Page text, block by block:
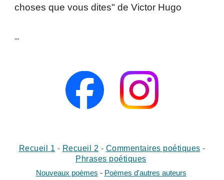
choses que vous dites" de Victor Hugo
...
Recueil 1 - Recueil 2 - Commentaires poétiques -
Phrases poétiques
Nouveaux poèmes - Poèmes d'autres auteurs